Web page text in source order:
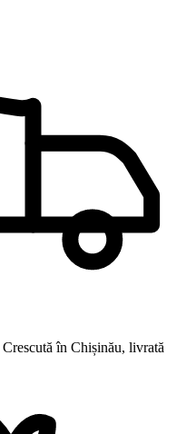
Crescută în Chișinău, livrată